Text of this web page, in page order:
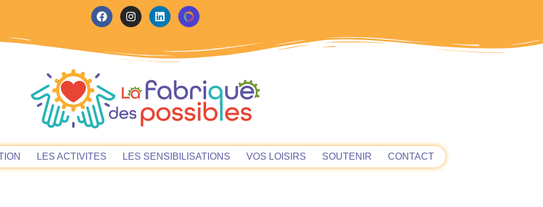
LES ACTIVITES LES SENSIBILISATIONS VOS LOISIRS SOUTENIR CONTACT